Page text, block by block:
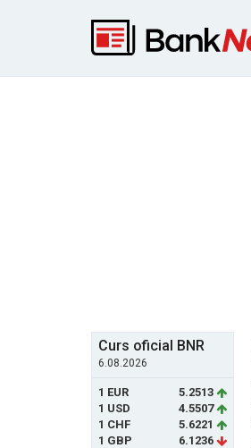
Curs oficial BNR
6.08.2026
1 EUR
5.2513
1 USD
4.5507
1 CHF
5.6221
1 GBP
6.1236